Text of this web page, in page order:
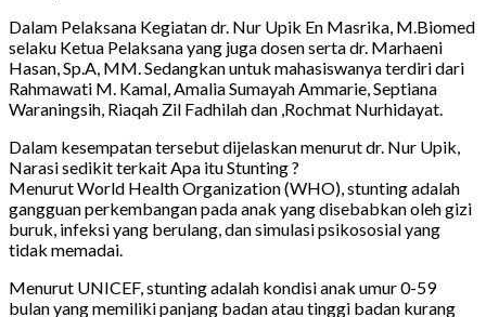
Dalam Pelaksana Kegiatan dr. Nur Upik En Masrika, M.Biomed
selaku Ketua Pelaksana yang juga dosen serta dr. Marhaeni
Hasan, Sp.A, MM. Sedangkan untuk mahasiswanya terdiri dari
Rahmawati M. Kamal, Amalia Sumayah Ammarie, Septiana
Waraningsih, Riaqah Zil Fadhilah dan ,Rochmat Nurhidayat.
Dalam kesempatan tersebut dijelaskan menurut dr. Nur Upik,
Narasi sedikit terkait Apa itu Stunting ?
Menurut World Health Organization (WHO), stunting adalah
gangguan perkembangan pada anak yang disebabkan oleh gizi
buruk, infeksi yang berulang, dan simulasi psikososial yang
tidak memadai.
Menurut UNICEF, stunting adalah kondisi anak umur 0-59
bulan yang memiliki panjang badan atau tinggi badan kurang